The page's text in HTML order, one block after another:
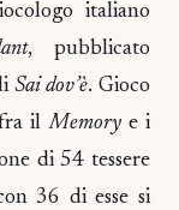
italiano
, pubblicato
Sai dov’è. Gioco
fra ilMemorye i
di 54 tessere
36 di esse si